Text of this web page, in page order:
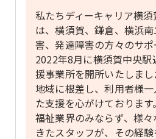
私たちディーキャリア横
は、横須賀、鎌倉、横浜
害、発達障害の方々のサポ
2022年8月に横須賀中央
援事業所を開所いたしまし
地域に根差し、利用者様
た支援を心がけております。
福祉業界のみならず、様
きたスタッフが、その経